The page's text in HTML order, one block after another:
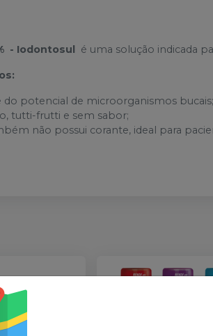
- Iodontosul é uma solução indicada
potencial de microorganismos bucais;
tutti-frutti e sem sabor;
não possui corante, ideal para